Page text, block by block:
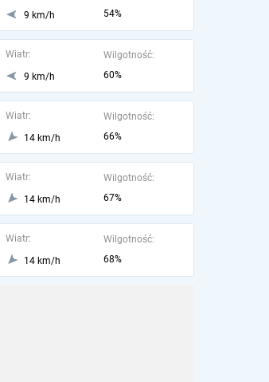
9 km/h
54%
Wiatr:
9 km/h
Wilgotność:
60%
Wiatr:
14 km/h
Wilgotność:
66%
Wiatr:
14 km/h
Wilgotność:
67%
Wiatr:
14 km/h
Wilgotność:
68%